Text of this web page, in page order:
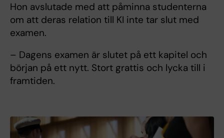
Hon avslutade med att påminna studenterna
om att deras relation till KI inte tar slut med
examen.
– Dagens examen är slutet på ett kapitel och
början på ett nytt. Stort grattis och lycka till i
framtiden.